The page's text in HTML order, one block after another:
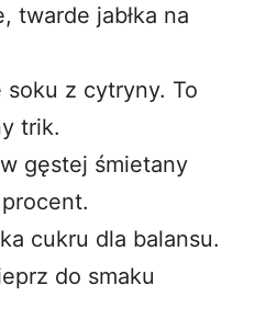
twarde jabłka na
soku z cytryny. To
trik.
gęstej śmietany
cukru dla balansu.
do smaku